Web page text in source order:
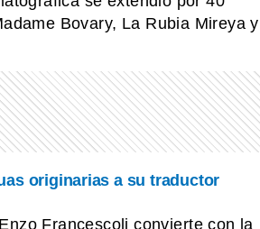
Bovary, La Rubia Mireya y
originarias a su traductor
Francescoli convierte con la